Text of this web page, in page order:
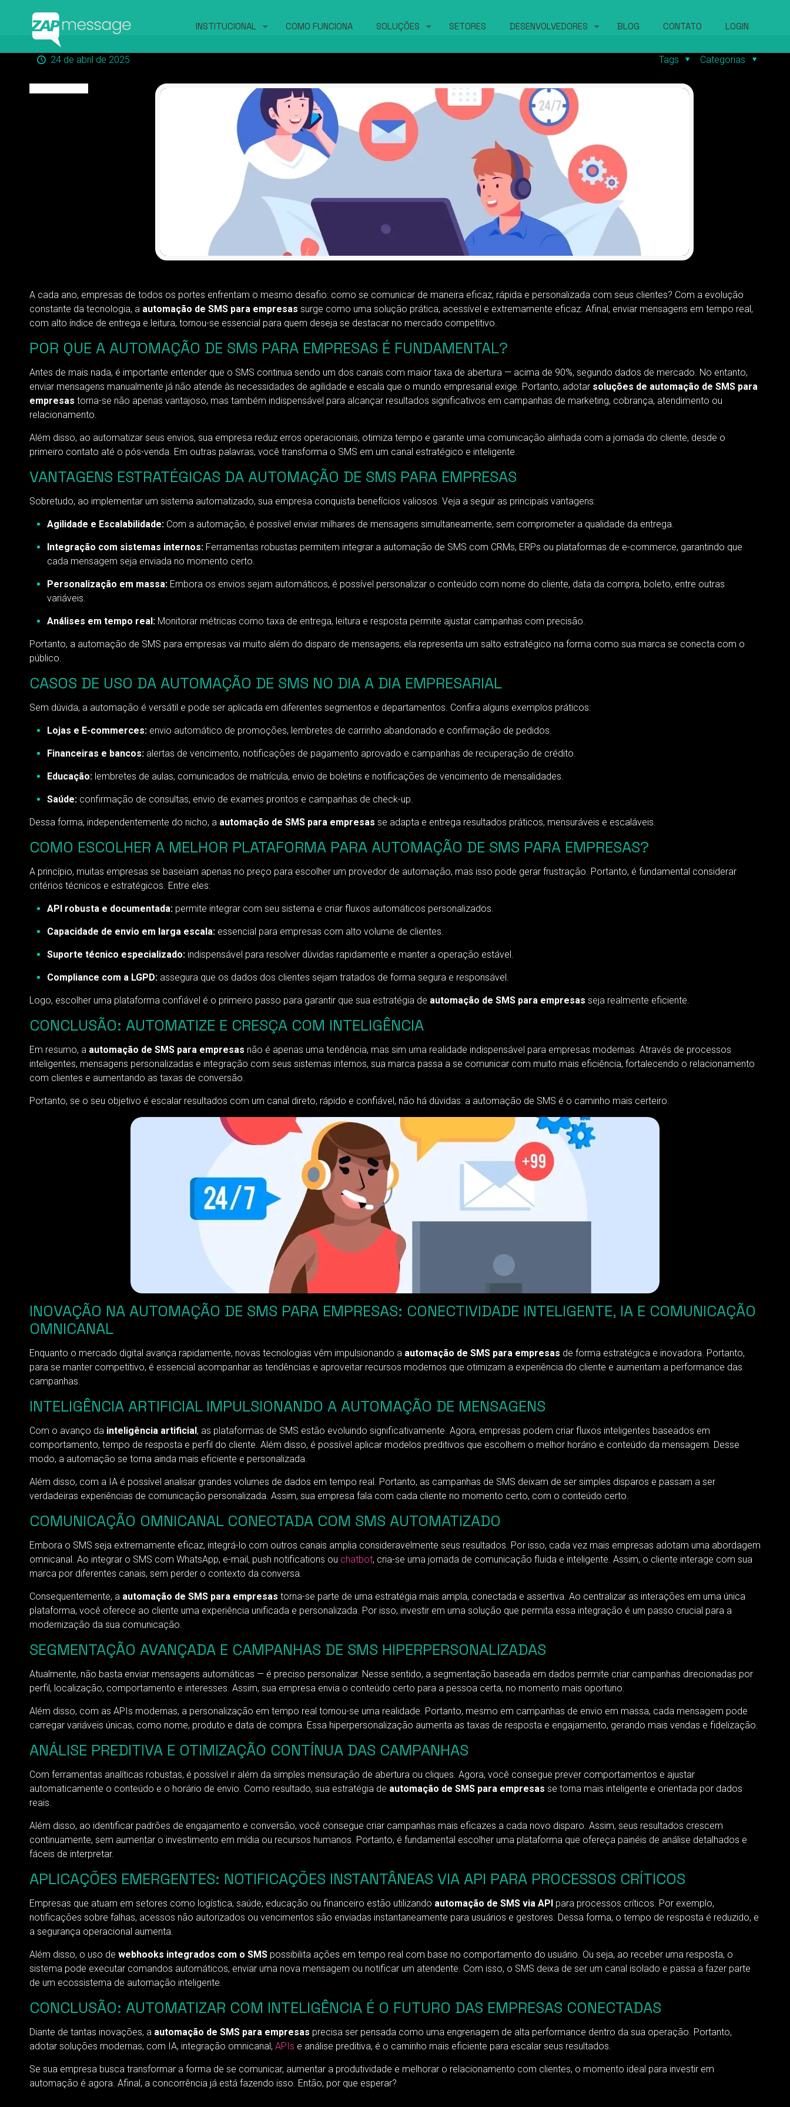
INSTITUCIONAL COMO FUNCIONA SOLUÇÕES SETORES DESENVOLVEDORES BLOG CONTATO LOGIN
24 de abril de 2025 Categorias
Tags
A cada ano, empresas de todos os portes enfrentam o mesmo desafio: como se comunicar de maneira eficaz, rápida e personalizada com seus clientes? Com a evolução
constante da tecnologia, a automação de SMS para empresas surge como uma solução prática, acessível e extremamente eficaz. Afinal, enviar mensagens em tempo real,
com alto índice de entrega e leitura, tornou-se essencial para quem deseja se destacar no mercado competitivo.
POR QUE A AUTOMAÇÃO DE SMS PARA EMPRESAS É FUNDAMENTAL?
Antes de mais nada, é importante entender que o SMS continua sendo um dos canais com maior taxa de abertura — acima de 90%, segundo dados de mercado. No entanto,
enviar mensagens manualmente já não atende às necessidades de agilidade e escala que o mundo empresarial exige. Portanto, adotar soluções de automação de SMS para
empresas torna-se não apenas vantajoso, mas também indispensável para alcançar resultados significativos em campanhas de marketing, cobrança, atendimento ou
relacionamento.
Além disso, ao automatizar seus envios, sua empresa reduz erros operacionais, otimiza tempo e garante uma comunicação alinhada com a jornada do cliente, desde o
primeiro contato até o pós-venda. Em outras palavras, você transforma o SMS em um canal estratégico e inteligente.
VANTAGENS ESTRATÉGICAS DA AUTOMAÇÃO DE SMS PARA EMPRESAS
Sobretudo, ao implementar um sistema automatizado, sua empresa conquista benefícios valiosos. Veja a seguir as principais vantagens:
Agilidade e Escalabilidade:Com a automação, é possível enviar milhares de mensagens simultaneamente, sem comprometer a qualidade da entrega.
Integração com sistemas internos:Ferramentas robustas permitem integrar a automação de SMS com CRMs, ERPs ou plataformas de e-commerce, garantindo que
cada mensagem seja enviada no momento certo.
Personalização em massa:Embora os envios sejam automáticos, é possível personalizar o conteúdo com nome do cliente, data da compra, boleto, entre outras
variáveis.
Análises em tempo real:Monitorar métricas como taxa de entrega, leitura e resposta permite ajustar campanhas com precisão.
Portanto, a automação de SMS para empresas vai muito além do disparo de mensagens; ela representa um salto estratégico na forma como sua marca se conecta com o
público.
CASOS DE USO DA AUTOMAÇÃO DE SMS NO DIA A DIA EMPRESARIAL
Sem dúvida, a automação é versátil e pode ser aplicada em diferentes segmentos e departamentos. Confira alguns exemplos práticos:
Lojas e E-commerces:envio automático de promoções, lembretes de carrinho abandonado e confirmação de pedidos.
Financeiras e bancos:alertas de vencimento, notificações de pagamento aprovado e campanhas de recuperação de crédito.
Educação:lembretes de aulas, comunicados de matrícula, envio de boletins e notificações de vencimento de mensalidades.
Saúde:confirmação de consultas, envio de exames prontos e campanhas de check-up.
Dessa forma, independentemente do nicho, a automação de SMS para empresas se adapta e entrega resultados práticos, mensuráveis e escaláveis.
COMO ESCOLHER A MELHOR PLATAFORMA PARA AUTOMAÇÃO DE SMS PARA EMPRESAS?
A princípio, muitas empresas se baseiam apenas no preço para escolher um provedor de automação, mas isso pode gerar frustração. Portanto, é fundamental considerar
critérios técnicos e estratégicos. Entre eles:
API robusta e documentada:permite integrar com seu sistema e criar fluxos automáticos personalizados.
Capacidade de envio em larga escala:essencial para empresas com alto volume de clientes.
Suporte técnico especializado:indispensável para resolver dúvidas rapidamente e manter a operação estável.
Compliance com a LGPD:assegura que os dados dos clientes sejam tratados de forma segura e responsável.
Logo, escolher uma plataforma confiável é o primeiro passo para garantir que sua estratégia de automação de SMS para empresas seja realmente eficiente.
CONCLUSÃO: AUTOMATIZE E CRESÇA COM INTELIGÊNCIA
Em resumo, a automação de SMS para empresas não é apenas uma tendência, mas sim uma realidade indispensável para empresas modernas. Através de processos
inteligentes, mensagens personalizadas e integração com seus sistemas internos, sua marca passa a se comunicar com muito mais eficiência, fortalecendo o relacionamento
com clientes e aumentando as taxas de conversão.
Portanto, se o seu objetivo é escalar resultados com um canal direto, rápido e confiável, não há dúvidas: a automação de SMS é o caminho mais certeiro.
INOVAÇÃO NA AUTOMAÇÃO DE SMS PARA EMPRESAS: CONECTIVIDADE INTELIGENTE, IA E COMUNICAÇÃO
OMNICANAL
Enquanto o mercado digital avança rapidamente, novas tecnologias vêm impulsionando a automação de SMS para empresas de forma estratégica e inovadora. Portanto,
para se manter competitivo, é essencial acompanhar as tendências e aproveitar recursos modernos que otimizam a experiência do cliente e aumentam a performance das
campanhas.
INTELIGÊNCIA ARTIFICIAL IMPULSIONANDO A AUTOMAÇÃO DE MENSAGENS
Com o avanço da inteligência artificial, as plataformas de SMS estão evoluindo significativamente. Agora, empresas podem criar fluxos inteligentes baseados em
comportamento, tempo de resposta e perfil do cliente. Além disso, é possível aplicar modelos preditivos que escolhem o melhor horário e conteúdo da mensagem. Desse
modo, a automação se torna ainda mais eficiente e personalizada.
Além disso, com a IA é possível analisar grandes volumes de dados em tempo real. Portanto, as campanhas de SMS deixam de ser simples disparos e passam a ser
verdadeiras experiências de comunicação personalizada. Assim, sua empresa fala com cada cliente no momento certo, com o conteúdo certo.
COMUNICAÇÃO OMNICANAL CONECTADA COM SMS AUTOMATIZADO
Embora o SMS seja extremamente eficaz, integrá-lo com outros canais amplia consideravelmente seus resultados. Por isso, cada vez mais empresas adotam uma abordagem
omnicanal. Ao integrar o SMS com WhatsApp, e-mail, push notifications ou chatbot, cria-se uma jornada de comunicação fluida e inteligente. Assim, o cliente interage com sua
marca por diferentes canais, sem perder o contexto da conversa.
Consequentemente, a automação de SMS para empresas torna-se parte de uma estratégia mais ampla, conectada e assertiva. Ao centralizar as interações em uma única
plataforma, você oferece ao cliente uma experiência unificada e personalizada. Por isso, investir em uma solução que permita essa integração é um passo crucial para a
modernização da sua comunicação.
SEGMENTAÇÃO AVANÇADA E CAMPANHAS DE SMS HIPERPERSONALIZADAS
Atualmente, não basta enviar mensagens automáticas — é preciso personalizar. Nesse sentido, a segmentação baseada em dados permite criar campanhas direcionadas por
perfil, localização, comportamento e interesses. Assim, sua empresa envia o conteúdo certo para a pessoa certa, no momento mais oportuno.
Além disso, com as APIs modernas, a personalização em tempo real tornou-se uma realidade. Portanto, mesmo em campanhas de envio em massa, cada mensagem pode
carregar variáveis únicas, como nome, produto e data de compra. Essa hiperpersonalização aumenta as taxas de resposta e engajamento, gerando mais vendas e fidelização.
ANÁLISE PREDITIVA E OTIMIZAÇÃO CONTÍNUA DAS CAMPANHAS
Com ferramentas analíticas robustas, é possível ir além da simples mensuração de abertura ou cliques. Agora, você consegue prever comportamentos e ajustar
automaticamente o conteúdo e o horário de envio. Como resultado, sua estratégia de automação de SMS para empresas se torna mais inteligente e orientada por dados
reais.
Além disso, ao identificar padrões de engajamento e conversão, você consegue criar campanhas mais eficazes a cada novo disparo. Assim, seus resultados crescem
continuamente, sem aumentar o investimento em mídia ou recursos humanos. Portanto, é fundamental escolher uma plataforma que ofereça painéis de análise detalhados e
fáceis de interpretar.
APLICAÇÕES EMERGENTES: NOTIFICAÇÕES INSTANTÂNEAS VIA API PARA PROCESSOS CRÍTICOS
Empresas que atuam em setores como logística, saúde, educação ou financeiro estão utilizando automação de SMS via APIpara processos críticos. Por exemplo,
notificações sobre falhas, acessos não autorizados ou vencimentos são enviadas instantaneamente para usuários e gestores. Dessa forma, o tempo de resposta é reduzido, e
a segurança operacional aumenta.
Além disso, o uso de webhooks integrados com o SMSpossibilita ações em tempo real com base no comportamento do usuário. Ou seja, ao receber uma resposta, o
sistema pode executar comandos automáticos, enviar uma nova mensagem ou notificar um atendente. Com isso, o SMS deixa de ser um canal isolado e passa a fazer parte
de um ecossistema de automação inteligente.
CONCLUSÃO: AUTOMATIZAR COM INTELIGÊNCIA É O FUTURO DAS EMPRESAS CONECTADAS
Diante de tantas inovações, a automação de SMS para empresas precisa ser pensada como uma engrenagem de alta performance dentro da sua operação. Portanto,
adotar soluções modernas, com IA, integração omnicanal, APIs e análise preditiva, é o caminho mais eficiente para escalar seus resultados.
Se sua empresa busca transformar a forma de se comunicar, aumentar a produtividade e melhorar o relacionamento com clientes, o momento ideal para investir em
automação é agora. Afinal, a concorrência já está fazendo isso. Então, por que esperar?